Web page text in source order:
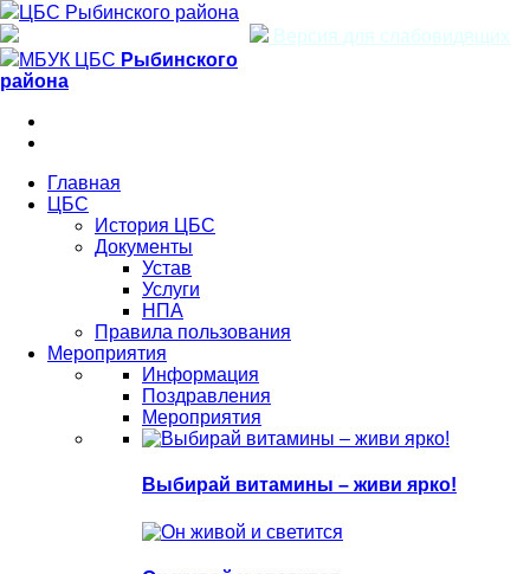
ЦБС Рыбинского района
Версия для слабовидящих
МБУК ЦБС Рыбинского
района
Главная
ЦБС
История ЦБС
Документы
Устав
Услуги
НПА
Правила пользования
Мероприятия
Информация
Поздравления
Мероприятия
Выбирай витамины – живи ярко!